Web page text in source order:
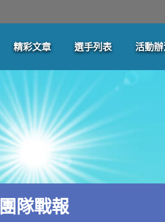
精彩文章 選手列表 活動
團隊戰報